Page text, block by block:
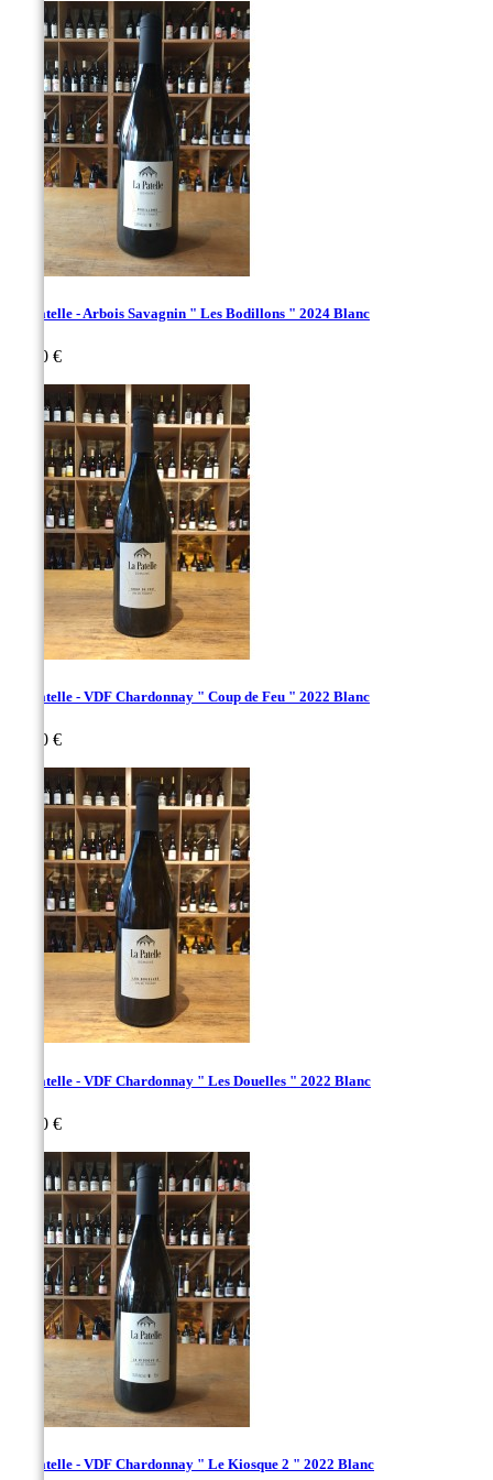
La Patelle - Arbois Savagnin " Les Bodillons " 2024 Blanc
29,00 €
La Patelle - VDF Chardonnay " Coup de Feu " 2022 Blanc
29,00 €
La Patelle - VDF Chardonnay " Les Douelles " 2022 Blanc
29,00 €
La Patelle - VDF Chardonnay " Le Kiosque 2 " 2022 Blanc